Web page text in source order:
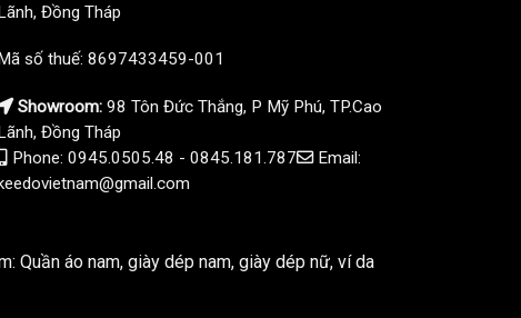
Đồng Tháp
Mã số thuế: 8697433459-001
Showroom: 98 Tôn Đức Thắng, P Mỹ Phú, TP.Cao
Đồng Tháp
Phone: 0945.0505.48 - 0845.181.787
Email:
Quần áo nam, giày dép nam, giày dép nữ, ví da